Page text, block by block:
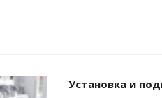
Установка и